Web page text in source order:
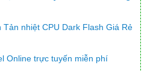
Tản nhiệt CPU Dark Flash Giá Rẻ
Online trực tuyến miễn phí